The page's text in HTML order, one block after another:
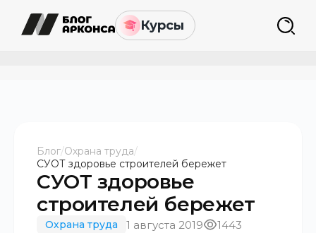
Курсы
Блог/Охрана труда/
СУОТ здоровье строителей бережет
СУОТ здоровье
строителей бережет
Охрана труда 1 августа 2019
1443